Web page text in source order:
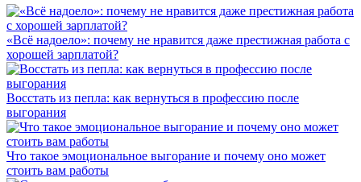
«Всё надоело»: почему не нравится даже престижная работа с
хорошей зарплатой?
Восстать из пепла: как вернуться в профессию после
выгорания
Что такое эмоциональное выгорание и почему оно может
стоить вам работы